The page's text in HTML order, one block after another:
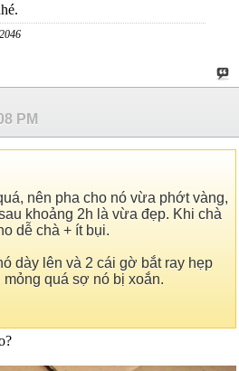
PM
nên pha cho nó vừa phớt vàng,
khoảng 2h là vừa đẹp. Khi chà
dễ chà + ít bụi.
dày lên và 2 cái gờ bắt ray hẹp
quá sợ nó bị xoắn.